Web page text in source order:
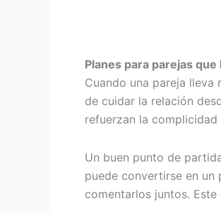
Planes para parejas
Cuando una pareja lleva
de cuidar la relación
refuerzan la
Un buen punto de
puede convertirse en
comentarlos juntos.